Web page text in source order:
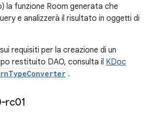
la funzione Room generata che
e analizzerà il risultato in oggetti di
requisiti per la creazione di un
restituito DAO, consulta il KDoc
.
rc01